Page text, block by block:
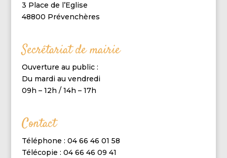
3 Place de l’Eglise
48800 Prévenchères
Secrétariat de mairie
Ouverture au public :
Du mardi au vendredi
09h – 12h / 14h – 17h
Contact
Téléphone : 04 66 46 01 58
Télécopie : 04 66 46 09 41